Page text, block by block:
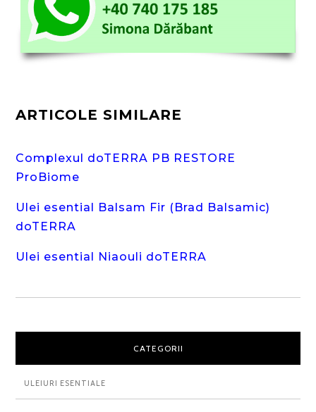
ARTICOLE SIMILARE
Complexul doTERRA PB RESTORE
ProBiome
Ulei esential Balsam Fir (Brad Balsamic)
doTERRA
Ulei esential Niaouli doTERRA
CATEGORII
ULEIURI ESENTIALE